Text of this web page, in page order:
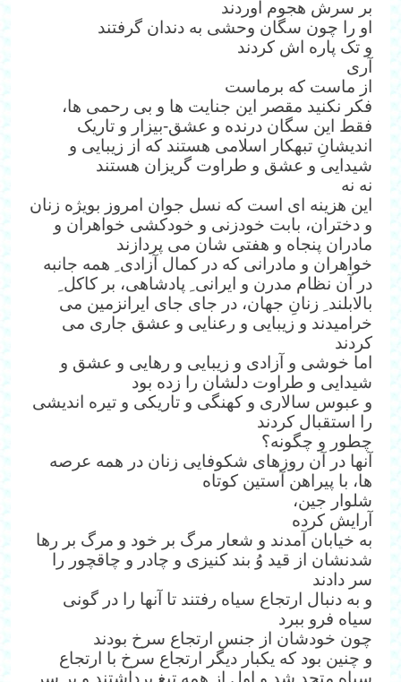
بر سرش هجوم آوردند
او را چون سگان وحشی به دندان گرفتند
و تک پاره اش کردند
آری
از ماست که برماست
فکر نکنید مقصر این جنایت ها و بی رحمی ها،
فقط این سگان درنده و عشق-بیزار و تاریک
اندیشانِ تبهکار اسلامی هستند که از زیبایی و
شیدایی و عشق و طراوت گریزان هستند
نه نه
این هزینه ای است که نسل جوان امروز بویژه زنان
و دختران، بابت خودزنی و خودکشی خواهران و
مادران پنجاه و هفتی شان می پردازند
خواهران و مادرانی که در کمال آزادی ِ همه جانبه
در آن نظام مدرن و ایرانی ِ پادشاهی، بر کاکل ِ
بالابلند ِ زنانِ جهان، در جای جای ایرانزمین می
خرامیدند و زیبایی و رعنایی و عشق جاری می
کردند
اما خوشی و آزادی و زیبایی و رهایی و عشق و
شیدایی و طراوت دلشان را زده بود
و عبوس سالاری و کهنگی و تاریکی و تیره اندیشی
را استقبال کردند
چطور و چگونه؟
آنها در آن روزهای شکوفایی زنان در همه عرصه
ها، با پیراهن آستین کوتاه
شلوار جین،
آرایش کرده
به خیابان آمدند و شعار مرگ بر خود و مرگ بر رها
شدنشان از قید وُ بند کنیزی و چادر و چاقچور را
سر دادند
و به دنبال ارتجاع سیاه رفتند تا آنها را در گونی
سیاه فرو ببرد
چون خودشان از جنس ارتجاع سرخ بودند
و چنین بود که یکبار دیگر ارتجاع سرخ با ارتجاع
سیاه متحد شد و اول از همه تیغ برداشتند و بر سر